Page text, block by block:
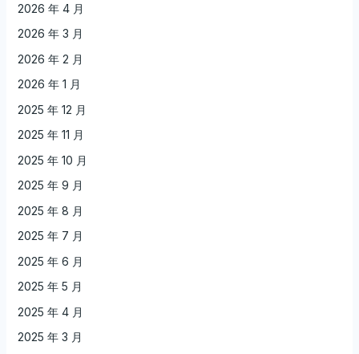
2026 年 4 月
2026 年 3 月
2026 年 2 月
2026 年 1 月
2025 年 12 月
2025 年 11 月
2025 年 10 月
2025 年 9 月
2025 年 8 月
2025 年 7 月
2025 年 6 月
2025 年 5 月
2025 年 4 月
2025 年 3 月